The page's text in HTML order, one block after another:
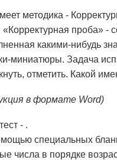
методика -
проба» -
какими-нибудь
миниатюры. Задача
отметить. Какой
в формате Word)
- .
специальных
числа в порядке